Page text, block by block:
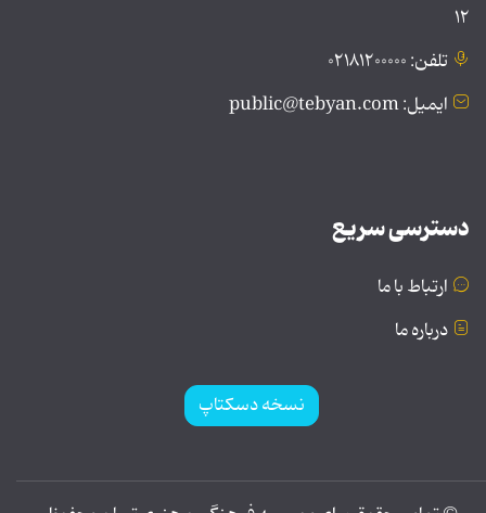
۱۲
تلفن: ۰۲۱۸۱۲۰۰۰۰۰
ایمیل: public@tebyan.com
دسترسی سریع
ارتباط با ما
درباره ما
نسخه دسکتاپ